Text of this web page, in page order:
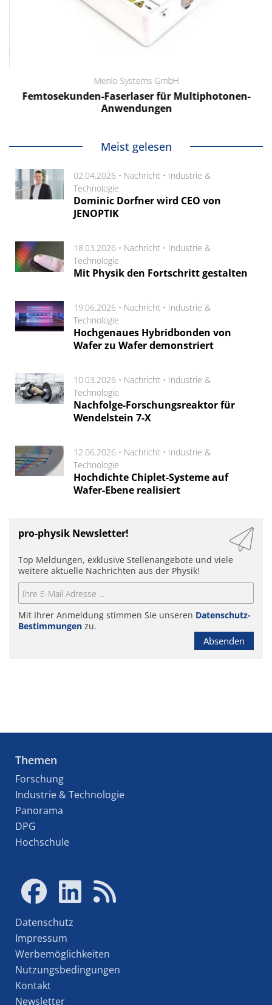
Menlo Systems GmbH
Femtosekunden-Faserlaser für Multiphotonen-
Anwendungen
Meist gelesen
02.04.2026 • Nachricht • Industrie &
Technologie
Dominic Dorfner wird CEO von
JENOPTIK
18.03.2026 • Nachricht • Industrie &
Technologie
Mit Physik den Fortschritt gestalten
19.06.2026 • Nachricht • Industrie &
Technologie
Hochgenaues Hybridbonden von
Wafer zu Wafer demonstriert
10.03.2026 • Nachricht • Industrie &
Technologie
Nachfolge-Forschungsreaktor für
Wendelstein 7-X
12.06.2026 • Nachricht • Industrie &
Technologie
Hochdichte Chiplet-Systeme auf
Wafer-Ebene realisiert
pro-physik Newsletter!
Top Meldungen, exklusive Stellenangebote und viele
weitere aktuelle Nachrichten aus der Physik!
Mit Ihrer Anmeldung stimmen Sie unseren Datenschutz-
Bestimmungen zu.
Absenden
Themen
Forschung
Industrie & Technologie
Panorama
DPG
Hochschule
Datenschutz
Impressum
Werbemöglichkeiten
Nutzungsbedingungen
Kontakt
Newsletter